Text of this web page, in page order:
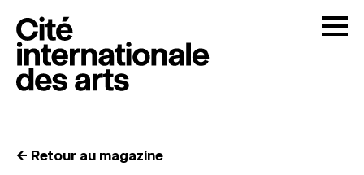
← Retour au magazine